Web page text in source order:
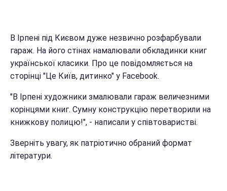
В Ірпені під Києвом дуже незвично розфарбували
гараж. На його стінах намалювали обкладинки книг
української класики. Про це повідомляється на
сторінці "Це Київ, дитинко" у Facebook.
"В Ірпені художники змалювали гараж величезними
корінцями книг. Сумну конструкцію перетворили на
книжкову полицю!", - написали у співтоваристві.
Зверніть увагу, як патріотично обраний формат
літератури.